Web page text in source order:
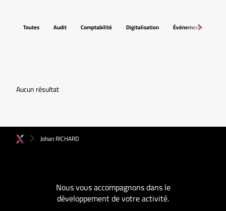
Toutes Audit Comptabilité Digitalisation Événements
Aucun résultat
Johan RICHARD
Nous vous accompagnons dans le
développement de votre activité.